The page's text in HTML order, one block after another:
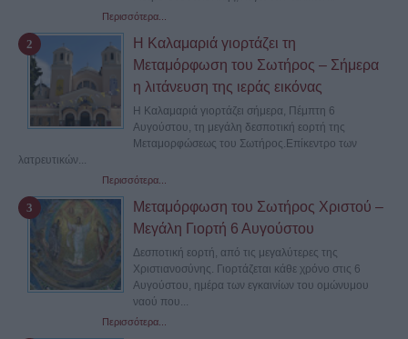
Περισσότερα...
Η Καλαμαριά γιορτάζει τη
Μεταμόρφωση του Σωτήρος – Σήμερα
η λιτάνευση της ιεράς εικόνας
Η Καλαμαριά γιορτάζει σήμερα, Πέμπτη 6
Αυγούστου, τη μεγάλη δεσποτική εορτή της
Μεταμορφώσεως του Σωτήρος.Επίκεντρο των
λατρευτικών...
Περισσότερα...
Μεταμόρφωση του Σωτήρος Χριστού –
Μεγάλη Γιορτή 6 Αυγούστου
Δεσποτική εορτή, από τις μεγαλύτερες της
Χριστιανοσύνης. Γιορτάζεται κάθε χρόνο στις 6
Αυγούστου, ημέρα των εγκαινίων του ομώνυμου
ναού που...
Περισσότερα...